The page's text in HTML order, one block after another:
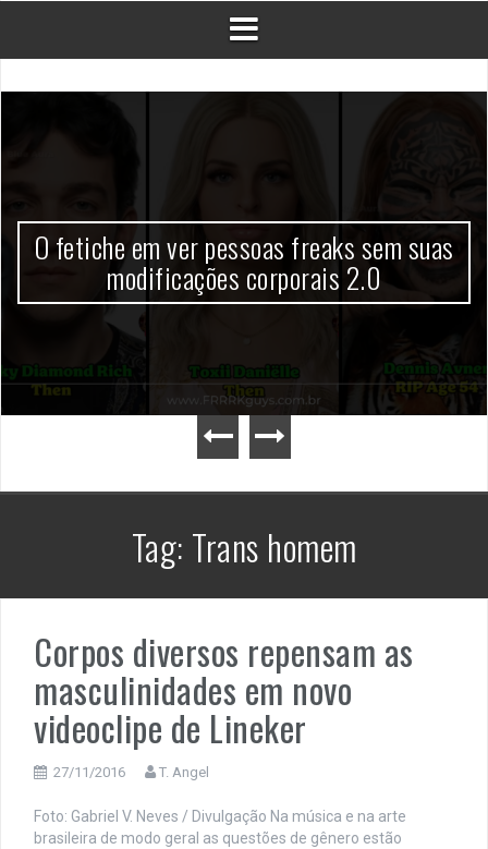
O fetiche em ver pessoas freaks sem suas
modificações corporais 2.0
Tag: Trans homem
Corpos diversos repensam as
masculinidades em novo
videoclipe de Lineker
27/11/2016 T. Angel
Foto: Gabriel V. Neves / Divulgação Na música e na arte
brasileira de modo geral as questões de gênero estão